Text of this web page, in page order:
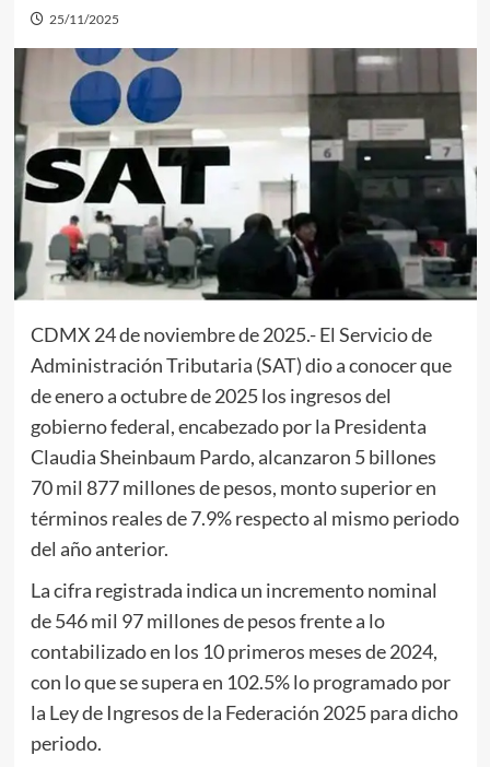
25/11/2025
CDMX 24 de noviembre de 2025.- El Servicio de
Administración Tributaria (SAT) dio a conocer que
de enero a octubre de 2025 los ingresos del
gobierno federal, encabezado por la Presidenta
Claudia Sheinbaum Pardo, alcanzaron 5 billones
70 mil 877 millones de pesos, monto superior en
términos reales de 7.9% respecto al mismo periodo
del año anterior.
La cifra registrada indica un incremento nominal
de 546 mil 97 millones de pesos frente a lo
contabilizado en los 10 primeros meses de 2024,
con lo que se supera en 102.5% lo programado por
la Ley de Ingresos de la Federación 2025 para dicho
periodo.